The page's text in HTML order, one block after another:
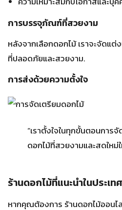
“เราตั้งใจในทุกขั้นตอนการจั
ดอกไม้ที่สวยงามและสดใหม่
ร้านดอกไม้ที่แนะนำในประเทศ
หากคุณต้องการร้านดอกไม้ออนไลน์
& Bloom
ร้านดอกไม้ ABC
ร้านดอกไม้ ABC มีชื่อเสียงด้านกา
เช่น ดอกกุหลาบและดอกลิลลี่ คุณ
ประเทศ สะดวกสำหรับซื้อดอกไม้ผ่